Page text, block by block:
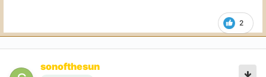
sex oral: o singura tehnica, umed, o ia mult in gura dar nu
sex normal: foloseste lubrifiant, interesanta pozitia in
2
sonofthesun